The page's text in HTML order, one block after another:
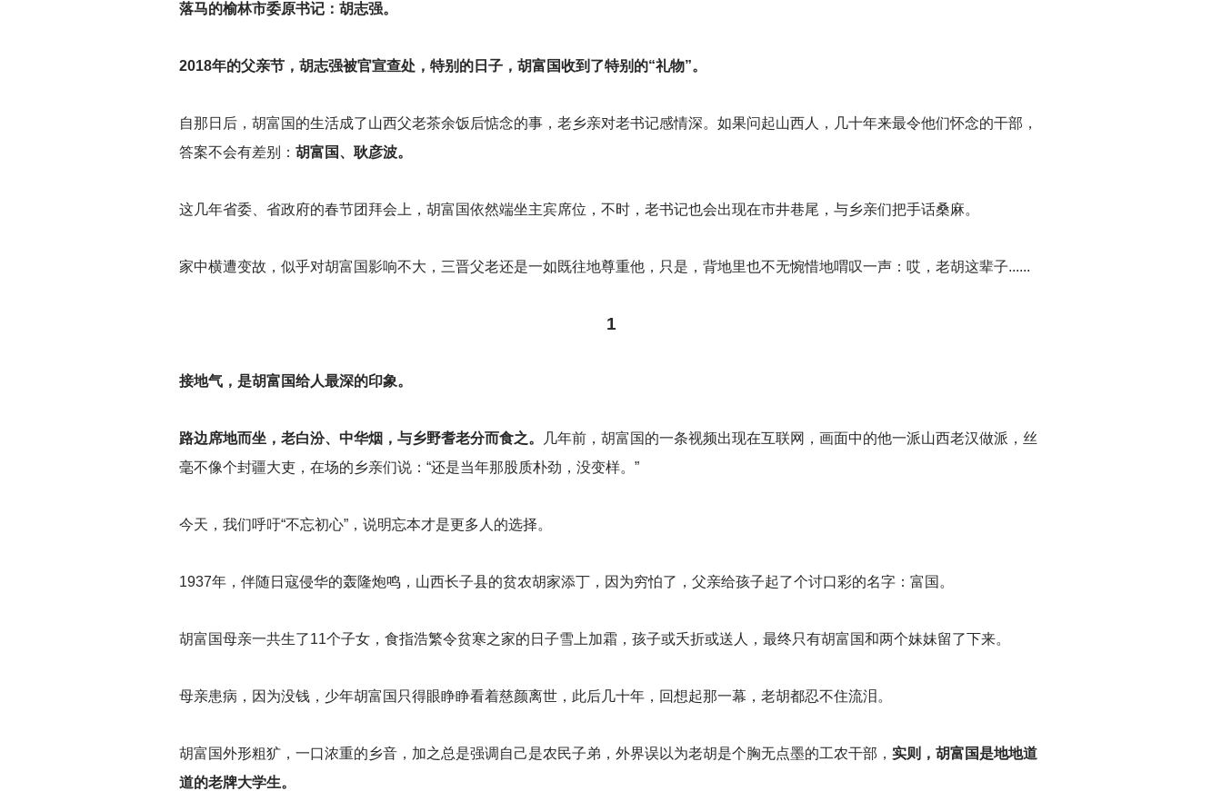
落马的榆林市委原书记：胡志强。
2018年的父亲节，胡志强被官宣查处，特别的日子，胡富国收到了特别的“礼物”。
自那日后，胡富国的生活成了山西父老茶余饭后惦念的事，老乡亲对老书记感情深。如果问起山西人，几十年来最令他们怀念的干部，
答案不会有差别： 胡富国、耿彦波。
这几年省委、省政府的春节团拜会上，胡富国依然端坐主宾席位，不时，老书记也会出现在市井巷尾，与乡亲们把手话桑麻。
家中横遭变故，似乎对胡富国影响不大，三晋父老还是一如既往地尊重他，只是，背地里也不无惋惜地喟叹一声：哎，老胡这辈子......
1
接地气，是胡富国给人最深的印象。
路边席地而坐，老白汾、中华烟，与乡野耆老分而食之。
几年前，胡富国的一条视频出现在互联网，画面中的他一派山西老汉做派，丝
毫不像个封疆大吏，在场的乡亲们说：“还是当年那股质朴劲，没变样。”
今天，我们呼吁“不忘初心”，说明忘本才是更多人的选择。
1937年，伴随日寇侵华的轰隆炮鸣，山西长子县的贫农胡家添丁，因为穷怕了，父亲给孩子起了个讨口彩的名字：富国。
胡富国母亲一共生了11个子女，食指浩繁令贫寒之家的日子雪上加霜，孩子或夭折或送人，最终只有胡富国和两个妹妹留了下来。
母亲患病，因为没钱，少年胡富国只得眼睁睁看着慈颜离世，此后几十年，回想起那一幕，老胡都忍不住流泪。
胡富国外形粗犷，一口浓重的乡音，加之总是强调自己是农民子弟，外界误以为老胡是个胸无点墨的工农干部， 实则，胡富国是地地道
道的老牌大学生。